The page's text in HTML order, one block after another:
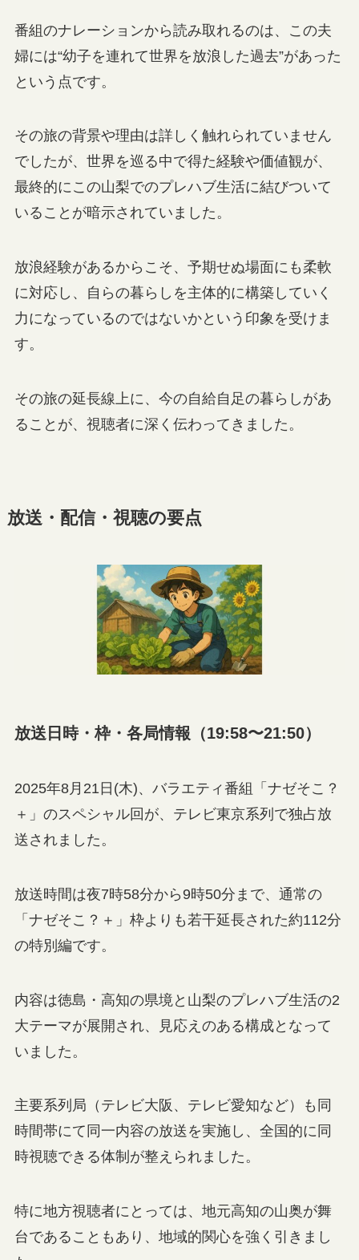
番組のナレーションから読み取れるのは、この夫
婦には“幼子を連れて世界を放浪した過去”があった
という点です。
その旅の背景や理由は詳しく触れられていません
でしたが、世界を巡る中で得た経験や価値観が、
最終的にこの山梨でのプレハブ生活に結びついて
いることが暗示されていました。
放浪経験があるからこそ、予期せぬ場面にも柔軟
に対応し、自らの暮らしを主体的に構築していく
力になっているのではないかという印象を受けま
す。
その旅の延長線上に、今の自給自足の暮らしがあ
ることが、視聴者に深く伝わってきました。
放送・配信・視聴の要点
放送日時・枠・各局情報（19:58〜21:50）
2025年8月21日(木)、バラエティ番組「ナゼそこ？
＋」のスペシャル回が、テレビ東京系列で独占放
送されました。
放送時間は夜7時58分から9時50分まで、通常の
「ナゼそこ？＋」枠よりも若干延長された約112分
の特別編です。
内容は徳島・高知の県境と山梨のプレハブ生活の2
大テーマが展開され、見応えのある構成となって
いました。
主要系列局（テレビ大阪、テレビ愛知など）も同
時間帯にて同一内容の放送を実施し、全国的に同
時視聴できる体制が整えられました。
特に地方視聴者にとっては、地元高知の山奥が舞
台であることもあり、地域的関心を強く引きまし